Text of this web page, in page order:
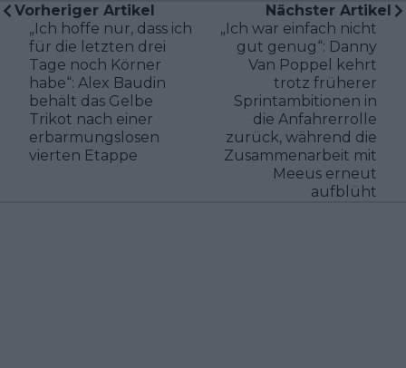
Vorheriger Artikel
„Ich hoffe nur, dass ich
für die letzten drei
Tage noch Körner
habe“: Alex Baudin
behält das Gelbe
Trikot nach einer
erbarmungslosen
vierten Etappe
Nächster Artikel
„Ich war einfach nicht
gut genug“: Danny
Van Poppel kehrt
trotz früherer
Sprintambitionen in
die Anfahrerrolle
zurück, während die
Zusammenarbeit mit
Meeus erneut
aufblüht